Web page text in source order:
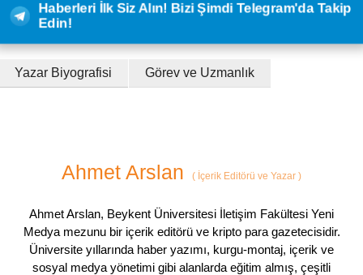
Haberleri İlk Siz Alın! Bizi Şimdi Telegram'da Takip
Edin!
Yazar Biyografisi Görev ve Uzmanlık
Ahmet Arslan ( İçerik Editörü ve Yazar )
Ahmet Arslan, Beykent Üniversitesi İletişim Fakültesi Yeni
Medya mezunu bir içerik editörü ve kripto para gazetecisidir.
Üniversite yıllarında haber yazımı, kurgu-montaj, içerik ve
sosyal medya yönetimi gibi alanlarda eğitim almış, çeşitli